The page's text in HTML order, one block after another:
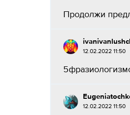
Продолжи
12.02.2022 11:50
12.02.2022 11:50